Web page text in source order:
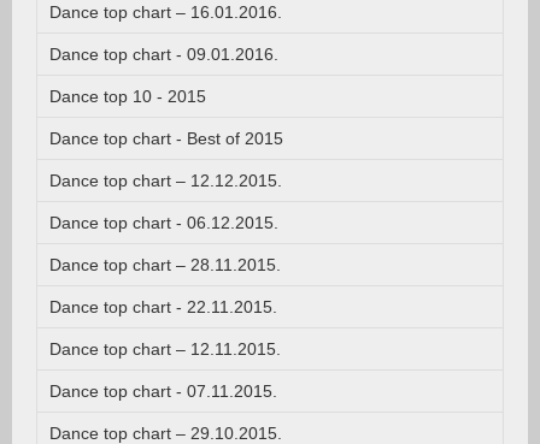
Dance top chart – 16.01.2016.
Dance top chart - 09.01.2016.
Dance top 10 - 2015
Dance top chart - Best of 2015
Dance top chart – 12.12.2015.
Dance top chart - 06.12.2015.
Dance top chart – 28.11.2015.
Dance top chart - 22.11.2015.
Dance top chart – 12.11.2015.
Dance top chart - 07.11.2015.
Dance top chart – 29.10.2015.